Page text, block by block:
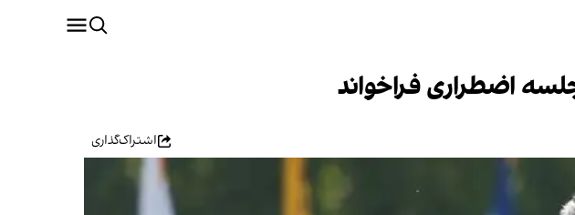
اضطراری فراخواند
اشتراک‌گذاری